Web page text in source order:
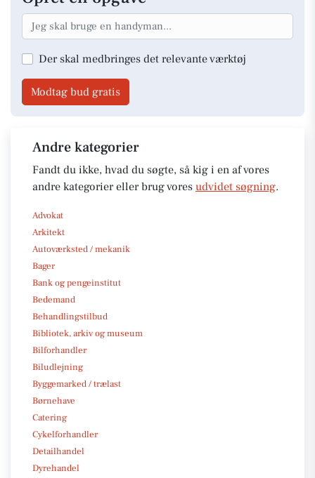
Der skal medbringes det relevante værktøj
Modtag bud gratis
Andre kategorier
Fandt du ikke, hvad du søgte, så kig i en af vores
andre kategorier eller brug vores udvidet søgning.
Advokat
Arkitekt
Autoværksted / mekanik
Bager
Bank og pengeinstitut
Bedemand
Behandlingstilbud
Bibliotek, arkiv og museum
Bilforhandler
Biludlejning
Byggemarked / trælast
Børnehave
Catering
Cykelforhandler
Detailhandel
Dyrehandel